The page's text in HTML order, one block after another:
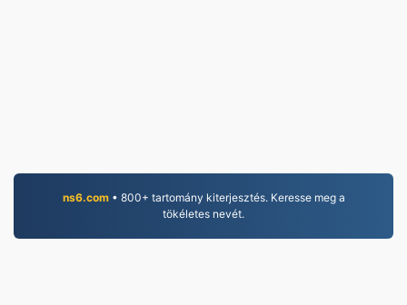
ns6.com• 800+ tartomány kiterjesztés. Keresse meg a
tökéletes nevét.